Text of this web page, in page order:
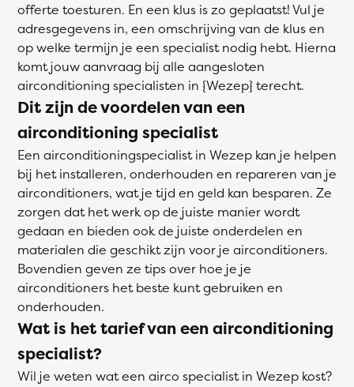
offerte toesturen. En een klus is zo geplaatst! Vul je
adresgegevens in, een omschrijving van de klus en
op welke termijn je een specialist nodig hebt. Hierna
komt jouw aanvraag bij alle aangesloten
airconditioning specialisten in {Wezep} terecht.
Dit zijn de voordelen van een
airconditioning specialist
Een airconditioningspecialist in Wezep kan je helpen
bij het installeren, onderhouden en repareren van je
airconditioners, wat je tijd en geld kan besparen. Ze
zorgen dat het werk op de juiste manier wordt
gedaan en bieden ook de juiste onderdelen en
materialen die geschikt zijn voor je airconditioners.
Bovendien geven ze tips over hoe je je
airconditioners het beste kunt gebruiken en
onderhouden.
Wat is het tarief van een airconditioning
specialist?
Wil je weten wat een airco specialist in Wezep kost?